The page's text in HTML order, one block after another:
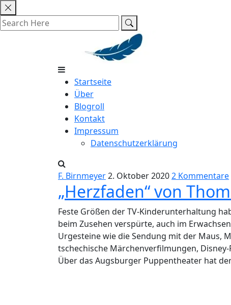
Skip
to
content
Startseite
Über
Blogroll
Kontakt
Impressum
Datenschutzerklärung
F. Birnmeyer2. Oktober 20202 Kommentare
„Herzfaden“ von
Feste Größen der TV-Kinderunterhaltung
beim Zusehen verspürte, auch im
Urgesteine wie die Sendung mit der Maus,
tschechische Märchenverfilmungen,
Über das Augsburger Puppentheater hat